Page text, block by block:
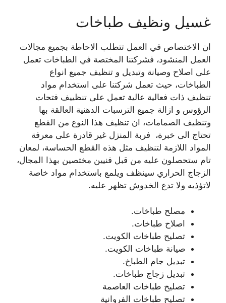
غسيل ونظيف طباخات
ان الاختصاص في العمل تتطلب الاحاطة بجميع مجالات
العمل المنشود، فشركتنا المختصة في الطباخات تعمل
على اصلاح وصيانة وتبديل و تنظيف جميع انواع
الطباخات، حيث تعمل شركتنا على استخدام مواد
تنظيف ذات فعالية عالية تعمل على تنظييف فتحات
الرؤوس و ازالة جميع الترسبات الدهنية العالقة بها
وتنظيف الصمامات، ان تنظيف هذا النوع من القطع
تحتاج الى خبرة، فربة المنزل غير قادرة على معرفة
المواد اللازمة لتنظيف مثل هذه القطع الحساسة، لمعان
تام ستحصلون عليه من قبل فنيين مختصين بهذا المجال،
الزجاج الحراري سينظف ويلمع باستخدام مواد خاصة
لاتؤذيه ولا تدع الخدوش تظهر عليه.
مصلح طباخات.
اصلاح طباخات.
تصليح طباخات الكويت.
صيانة طباخات الكويت.
تبديل جام الطباخ.
تبديل زجاج طباخات.
تصليح طباخات العاصمة
تصليح طباخات الفروانية